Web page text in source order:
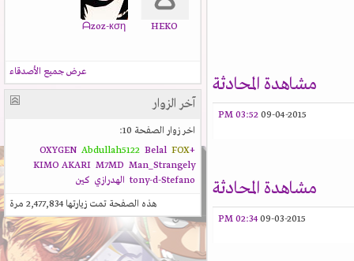
مشاهدة المحادثة
09-04-2015
03:52 PM
مشاهدة المحادثة
09-03-2015
02:34 PM
HEKO
ᗩzoz-кση
عرض جميع الأصدقاء
آخر الزوار
اخر زوار الصفحة 10:
+OXYGEN
Abdullah5122 Belal
FOX
KIMO AKARI
M7MD
Man_Strangely
tony-d-Stefano
الهدرازي
كين
هذه الصفحة تمت زيارتها2,477,834مرة